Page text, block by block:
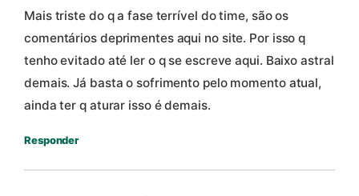
Mais triste do q a fase terrível do time, são os
comentários deprimentes aqui no site. Por isso q
tenho evitado até ler o q se escreve aqui. Baixo astral
demais. Já basta o sofrimento pelo momento atual,
ainda ter q aturar isso é demais.
Responder